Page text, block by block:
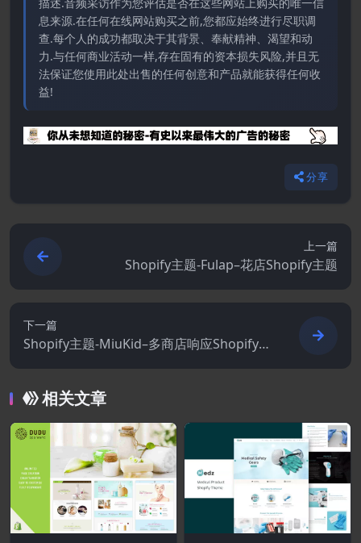
息来源.在任何在线网站购买之前,您都应始终进行尽职调
查.每个人的成功都取决于其背景、奉献精神、渴望和动
力.与任何商业活动一样,存在固有的资本损失风险,并且无
法保证您使用此处出售的任何创意和产品就能获得任何收
益!
分享
上一篇
Shopify主题-Fulap–花店Shopify主题
下一篇
Shopify主题-MiuKid–多商店响应Shopify主
题
相关文章